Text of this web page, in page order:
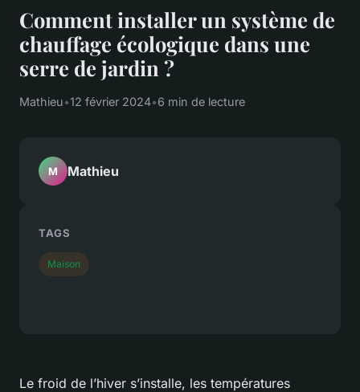
Comment installer un système de
chauffage écologique dans une
serre de jardin ?
Mathieu•12 février 2024•6 min de lecture
Le froid de l’hiver s’installe, les températures
M Mathieu
TAGS
Maison